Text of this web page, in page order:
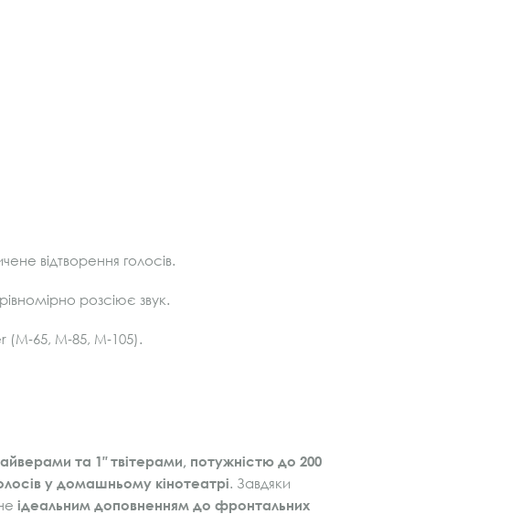
відтворення голосів.
розсіює звук.
M‑85, M‑105).
та 1″ твітерами, потужністю до 200
у домашньому кінотеатрі. Завдяки
ідеальним доповненням до фронтальних